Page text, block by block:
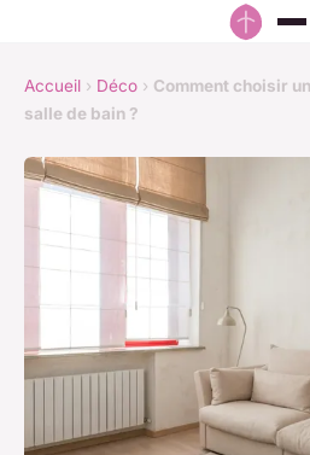
Accueil › Déco › Comment choisir
salle de bain ?